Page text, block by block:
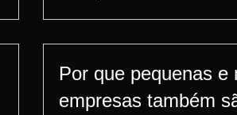
Por que pequenas e
empresas também